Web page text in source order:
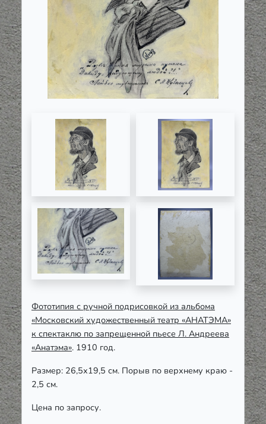
Фототипия с ручной подрисовкой из альбома
«Московский художественный театр «АНАТЭМА»
к спектаклю по запрещенной пьесе Л. Андреева
«Анатэма». 1910 год.
Размер: 26,5х19,5 см. Порыв по верхнему краю -
2,5 см.
Цена по запросу.